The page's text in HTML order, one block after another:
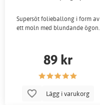
Supersöt folieballong i form av
ett moln med blundande ögon.
89 kr
Lägg i varukorg